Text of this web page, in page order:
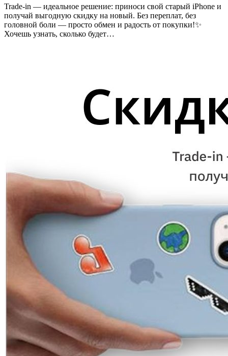
Trade-in — идеальное решение: приноси свой старый iPhone и
получай выгодную скидку на новый. Без переплат, без
головной боли — просто обмен и радость от покупки!✨
Хочешь узнать, сколько будет…